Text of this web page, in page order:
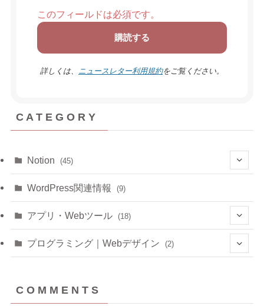
このフィールドは必須です。
詳しくは、 ニュースレター利用規約をご覧ください。
C A T E G O R Y
Notion (45)
(6)
(6)
(1)
WordPress関連情報 (9)
アプリ・Webツール (18)
(1)
(3)
プログラミング｜Webデザイン (2)
(1)
C O M M E N T S